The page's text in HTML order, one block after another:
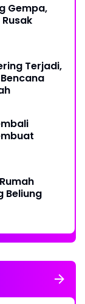
Gempa,
Terjadi,
Beliung